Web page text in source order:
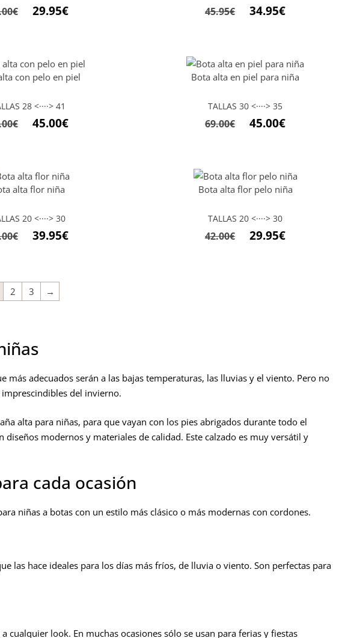
€ 29.95€ 45.95€ 34.95€
con pelo en piel
28 <····> 41
€ 45.00€
Bota alta en piel para niña
TALLAS 30 <····> 35
69.00€ 45.00€
alta flor niña
20 <····> 30
€ 39.95€
Bota alta flor pelo niña
TALLAS 20 <····> 30
42.00€ 29.95€
2 3 →
adecuados serán a las bajas temperaturas, las lluvias y el viento. Pero no
imprescindibles del invierno.
alta para niñas, para que vayan con los pies abrigados durante todo el
modernos y materiales de calidad. Este calzado es muy versátil y
cada ocasión
niñas a botas con un estilo más clásico o más modernas con cordones.
las hace ideales para los días más fríos, de lluvia o viento. Son perfectas para
look. En muchas ocasiones sólo se usan para ferias y fiestas